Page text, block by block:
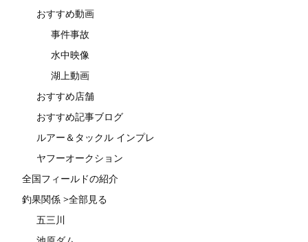
おすすめ動画
事件事故
水中映像
湖上動画
おすすめ店舗
おすすめ記事ブログ
ルアー＆タックル インプレ
ヤフーオークション
全国フィールドの紹介
釣果関係 >全部見る
五三川